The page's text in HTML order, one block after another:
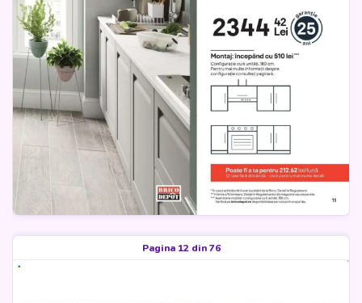
Pagina 12 din 76